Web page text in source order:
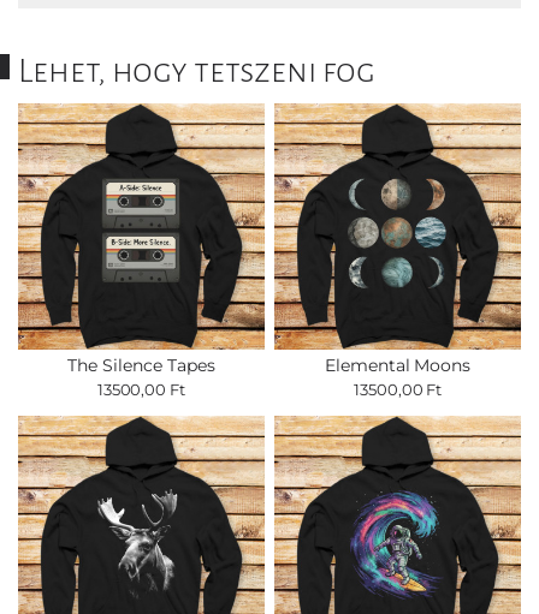
Lehet, hogy tetszeni fog
The Silence Tapes
13500,00 Ft
Elemental Moons
13500,00 Ft